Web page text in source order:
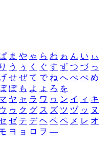
ま や ゃ ら わ ゎ ん い ぃ
り う ぅ く ぐ す ず つ づ っ
せ ぜ て で ね へ べ ぺ め
ぽ も よ ょ ろ を
ヤ ャ ラ ワ ヮ ン イ ィ キ
ウ ゥ ク グ ス ズ ツ ヅ ッ ヌ
ゼ テ デ ヘ ベ ペ メ レ オ
ヨ ョ ロ ヲ ―